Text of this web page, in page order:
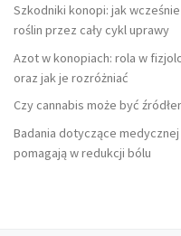
Szkodniki konopi: jak
roślin przez cały cykl uprawy
Azot w konopiach: rola w
oraz jak je rozróżniać
Czy cannabis może być
Badania dotyczące medycznej
pomagają w redukcji bólu